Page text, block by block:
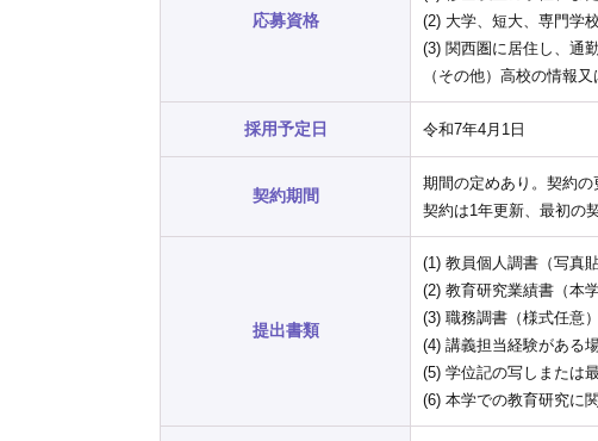
応募資格
(2) 大学、短大、専門学
(3) 関西圏に居住し、通
（その他）高校の情報
採用予定日 令和7年4月1日
契約期間
期間の定めあり。契約
契約は1年更新、最初の
提出書類
(1) 教員個人調書（写真
(2) 教育研究業績書（本
(3) 職務調書（様式任意）
(4) 講義担当経験がある
(5) 学位記の写しまたは
(6) 本学での教育研究に